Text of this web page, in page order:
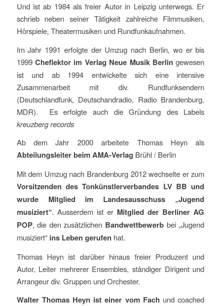
Und ist ab 1984 als freier Autor in Leipzig unterwegs. Er
schrieb neben seiner Tätigkeit zahlreiche Filmmusiken,
Hörspiele, Theatermusiken und Rundfunkaufnahmen.
Im Jahr 1991 erfolgte der Umzug nach Berlin, wo er bis
1999 Cheflektor im Verlag Neue Musik Berlin gewesen
ist und ab 1994 entwickelte sich eine intensive
Zusammenarbeit mit div. Rundfunksendern
(Deutschlandfunk, Deutschandradio, Radio Brandenburg,
MDR). Es erfolgte auch die Gründung des Labels
kreuzberg records
Ab dem Jahr 2000 arbeitete Thomas Heyn als
Abteilungsleiter beim AMA-Verlag Brühl / Berlin
Mit dem Umzug nach Brandenburg 2012 wechselte er zum
Vorsitzenden des Tonkünstlerverbandes LV BB und
wurde Mitglied im Landesausschuss „Jugend
musiziert“. Ausserdem ist er Mitglied der Berliner AG
POP, die den zusätzlichen Bandwettbewerb bei „Jugend
musiziert“ ins Leben gerufenhat.
Thomas Heyn ist darüber hinaus freier Produzent und
Autor, Leiter mehrerer Ensembles, ständiger Dirigent und
Arrangeur div. Gruppen und Orchester.
Walter Thomas Heyn ist einer vom Fach und coached